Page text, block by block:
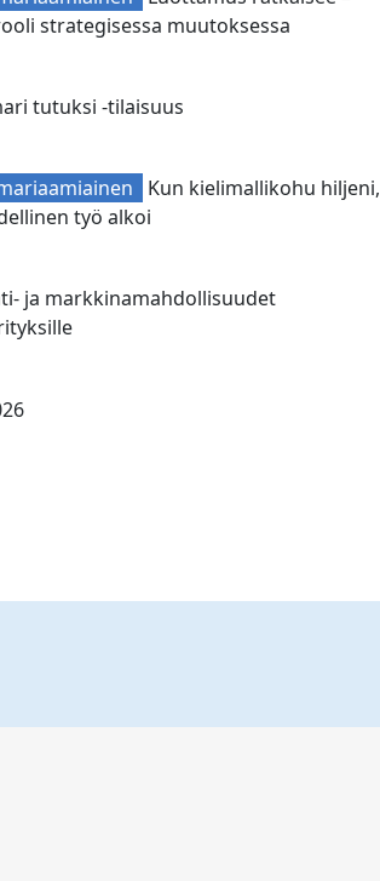
strategisessa muutoksessa
tutuksi -tilaisuus
Kun kielimallikohu hiljeni,
työ alkoi
ja markkinamahdollisuudet